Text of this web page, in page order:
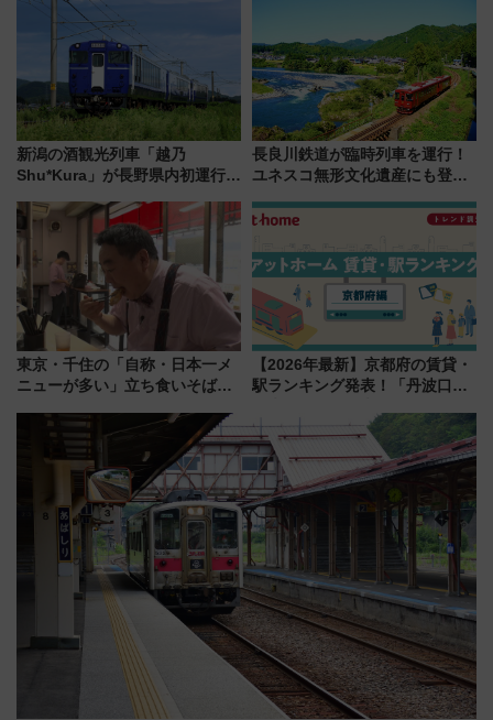
来春のGW旅行まで狙える激ア
ツ路線まとめ（8/10まで）
新潟の酒観光列車「越乃
Shu*Kura」が長野県内初運行！
別企画
長良川鉄道が臨時列車を運行！
ユネスコ無形文化遺産にも登録
に 乗車には予約が必要
東京・千住の「自称・日本一メ
ニューが多い」立ち食いそば屋
地のふらっと立ち食いそば』
7/27夜10時～放送
【2026年最新】京都府の賃貸・
駅ランキング発表！「丹波口」
由は？